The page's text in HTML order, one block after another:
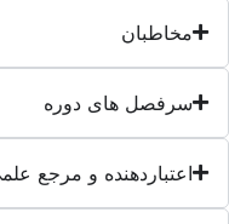
مخاطبان
سرفصل های دوره
اعتباردهنده و مرجع علمی